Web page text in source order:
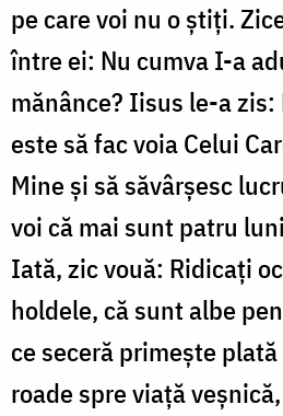
pe care voi nu o știți.
între ei: Nu cumva I-a
mănânce? Iisus le-a zis:
este să fac voia Celui
Mine și să săvârșesc
voi că mai sunt patru
Iată, zic vouă: Ridicați
holdele, că sunt albe
ce seceră primește
roade spre viață